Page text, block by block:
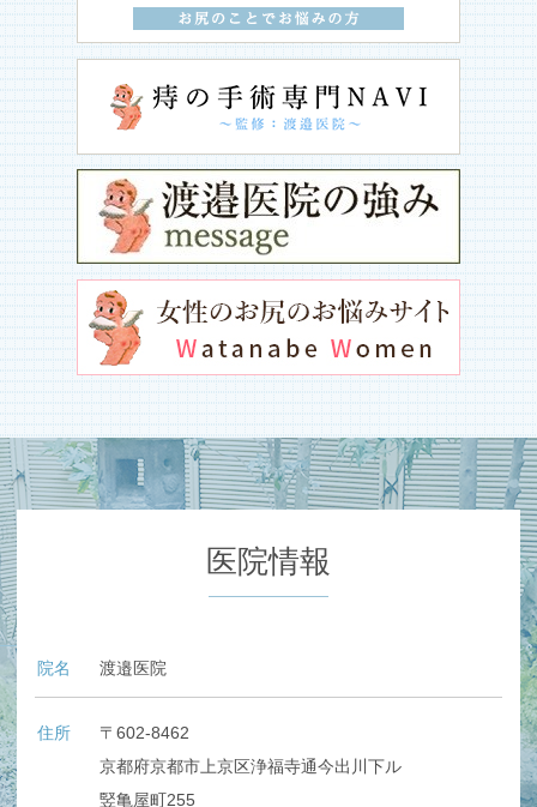
医院情報
院名 渡邉医院
住所
〒602-8462
京都府京都市上京区浄福寺通今出川下ル
竪亀屋町255